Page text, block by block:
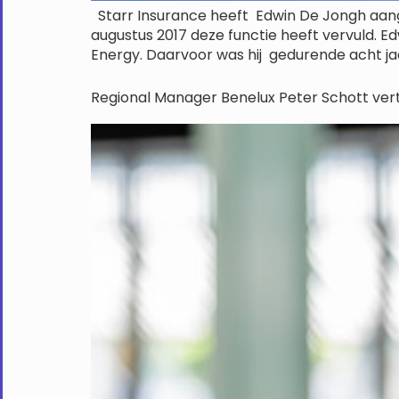
Starr Insurance heeft Edwin De Jongh
augustus 2017 deze functie heeft vervuld.
Energy. Daarvoor was hij gedurende acht
Regional Manager Benelux Peter Schott